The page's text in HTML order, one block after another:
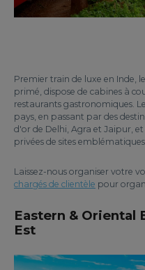
Premier train de luxe en Inde,
primé, dispose de cabines à
restaurants gastronomiques.
pays, en passant par des
d'or de Delhi, Agra et Jaipur,
privées de sites
Laissez-nous organiser votre
chargés de clientèle pour
Eastern & Oriental
Est